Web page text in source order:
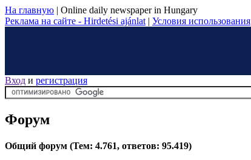
На главную | Online daily newspaper in Hungary
Реклама на сайте - Hirdetési ajánlat | Условия использования
Вход и регистрация
Форум
Общий форум (Тем: 4.761, ответов: 95.419)